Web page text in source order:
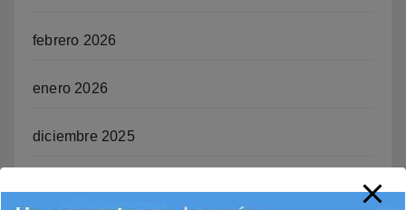
febrero 2026
enero 2026
diciembre 2025